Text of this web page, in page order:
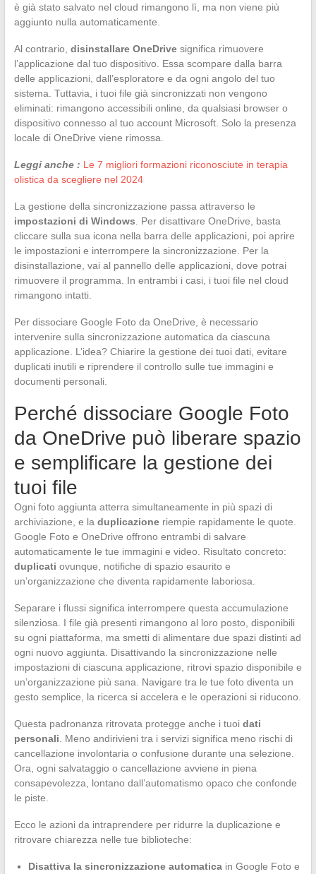
è già stato salvato nel cloud rimangono lì, ma non viene più
aggiunto nulla automaticamente.
Al contrario, disinstallare OneDrivesignifica rimuovere
l’applicazione dal tuo dispositivo. Essa scompare dalla barra
delle applicazioni, dall’esploratore e da ogni angolo del tuo
sistema. Tuttavia, i tuoi file già sincronizzati non vengono
eliminati: rimangono accessibili online, da qualsiasi browser o
dispositivo connesso al tuo account Microsoft. Solo la presenza
locale di OneDrive viene rimossa.
Leggi anche : Le 7 migliori formazioni riconosciute in terapia
olistica da scegliere nel 2024
La gestione della sincronizzazione passa attraverso le
impostazioni di Windows . Per disattivare OneDrive, basta
cliccare sulla sua icona nella barra delle applicazioni, poi aprire
le impostazioni e interrompere la sincronizzazione. Per la
disinstallazione, vai al pannello delle applicazioni, dove potrai
rimuovere il programma. In entrambi i casi, i tuoi file nel cloud
rimangono intatti.
Per dissociare Google Foto da OneDrive, è necessario
intervenire sulla sincronizzazione automatica da ciascuna
applicazione. L’idea? Chiarire la gestione dei tuoi dati, evitare
duplicati inutili e riprendere il controllo sulle tue immagini e
documenti personali.
Perché dissociare Google Foto
da OneDrive può liberare spazio
e semplificare la gestione dei
tuoi file
Ogni foto aggiunta atterra simultaneamente in più spazi di
archiviazione, e la duplicazioneriempie rapidamente le quote.
Google Foto e OneDrive offrono entrambi di salvare
automaticamente le tue immagini e video. Risultato concreto:
duplicati ovunque, notifiche di spazio esaurito e
un’organizzazione che diventa rapidamente laboriosa.
Separare i flussi significa interrompere questa accumulazione
silenziosa. I file già presenti rimangono al loro posto, disponibili
su ogni piattaforma, ma smetti di alimentare due spazi distinti ad
ogni nuovo aggiunta. Disattivando la sincronizzazione nelle
impostazioni di ciascuna applicazione, ritrovi spazio disponibile e
un’organizzazione più sana. Navigare tra le tue foto diventa un
gesto semplice, la ricerca si accelera e le operazioni si riducono.
Questa padronanza ritrovata protegge anche i tuoi dati
personali . Meno andirivieni tra i servizi significa meno rischi di
cancellazione involontaria o confusione durante una selezione.
Ora, ogni salvataggio o cancellazione avviene in piena
consapevolezza, lontano dall’automatismo opaco che confonde
le piste.
Ecco le azioni da intraprendere per ridurre la duplicazione e
ritrovare chiarezza nelle tue biblioteche:
Disattiva la sincronizzazione automaticain Google Foto e